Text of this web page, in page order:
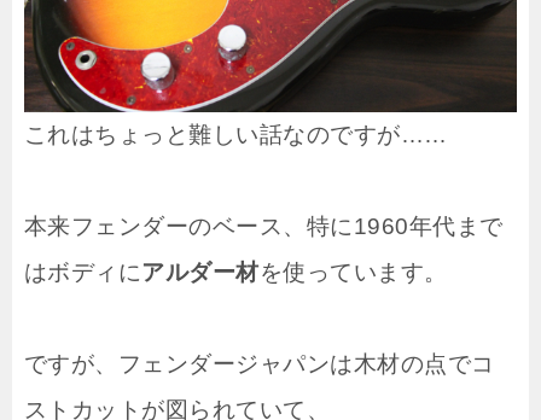
これはちょっと難しい話なのですが……
本来フェンダーのベース、特に1960年代まで
はボディにアルダー材を使っています。
ですが、フェンダージャパンは木材の点でコ
ストカットが図られていて、